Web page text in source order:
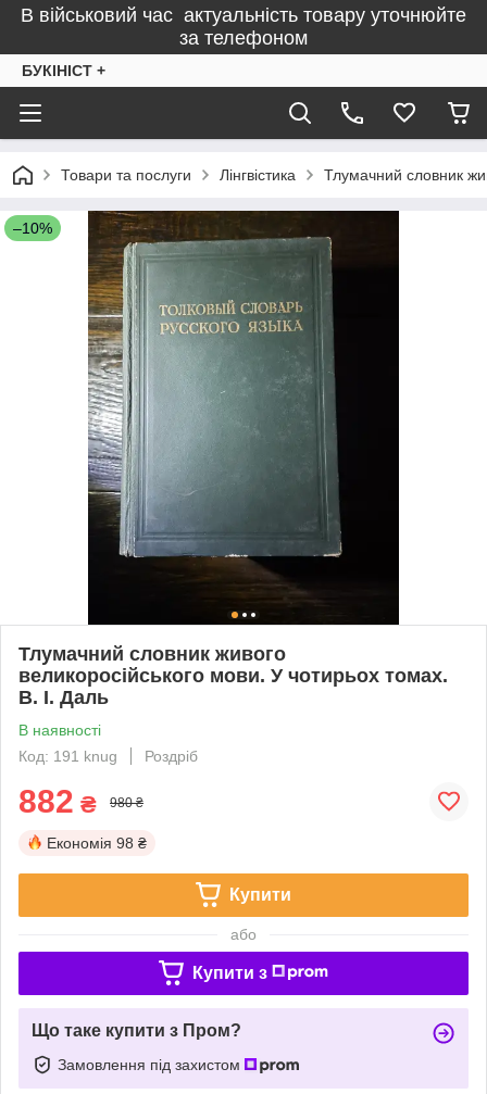
В військовий час актуальність товару уточнюйте
за телефоном
БУКІНІСТ +
Товари та послуги Лінгвістика Тлумачний словник
–10%
Тлумачний словник живого
великоросійського мови. У чотирьох томах.
В. І. Даль
В наявності
Код: 191 knug
Роздріб
882 ₴ 980 ₴
Економія 98 ₴
Купити
або
Купити з
Що таке купити з Пром?
Замовлення під захистом